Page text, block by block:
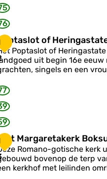
of
Poptaslot of
uit begin 16e
singels en een
Margaretakerk
Romano-gotische kerk
bovenop de terp
kerkhof met leilinden